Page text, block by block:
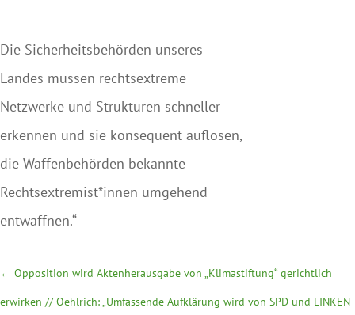
Die Sicherheitsbehörden unseres
Landes müssen rechtsextreme
Netzwerke und Strukturen schneller
erkennen und sie konsequent auflösen,
die Waffenbehörden bekannte
Rechtsextremist*innen umgehend
entwaffnen.“
← Opposition wird Aktenherausgabe von „Klimastiftung“ gerichtlich
erwirken // Oehlrich: „Umfassende Aufklärung wird von SPD und LINKEN